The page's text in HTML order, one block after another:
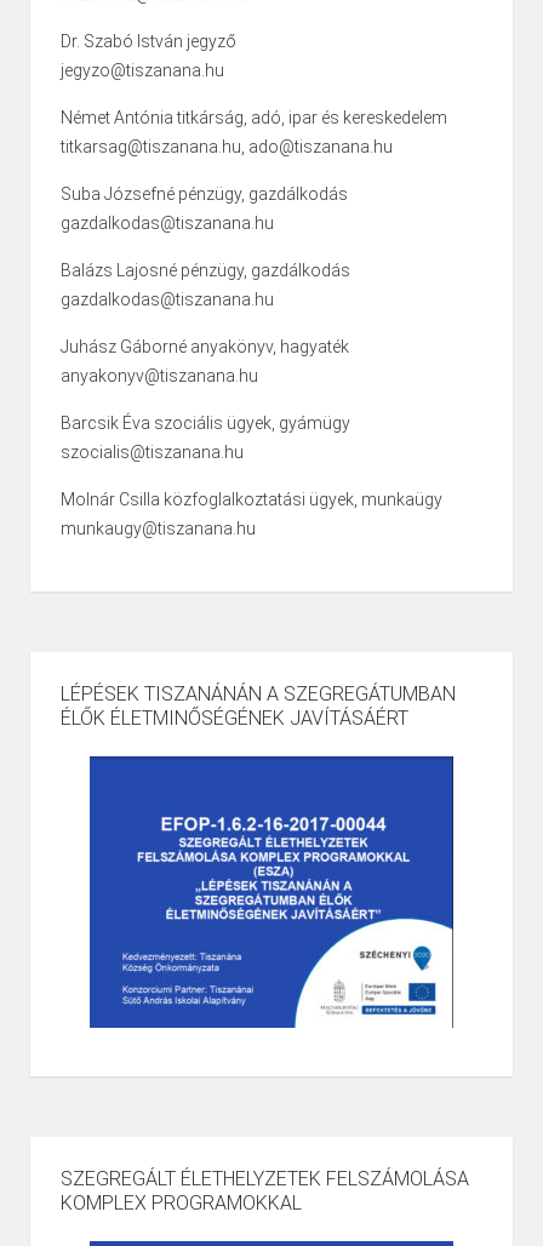
Dr. Szabó István jegyző
jegyzo@tiszanana.hu
Német Antónia titkárság, adó, ipar és kereskedelem
titkarsag@tiszanana.hu, ado@tiszanana.hu
Suba Józsefné pénzügy, gazdálkodás
gazdalkodas@tiszanana.hu
Balázs Lajosné pénzügy, gazdálkodás
gazdalkodas@tiszanana.hu
Juhász Gáborné anyakönyv, hagyaték
anyakonyv@tiszanana.hu
Barcsik Éva szociális ügyek, gyámügy
szocialis@tiszanana.hu
Molnár Csilla közfoglalkoztatási ügyek, munkaügy
munkaugy@tiszanana.hu
LÉPÉSEK TISZANÁNÁN A SZEGREGÁTUMBAN
ÉLŐK ÉLETMINŐSÉGÉNEK JAVÍTÁSÁÉRT
SZEGREGÁLT ÉLETHELYZETEK FELSZÁMOLÁSA
KOMPLEX PROGRAMOKKAL